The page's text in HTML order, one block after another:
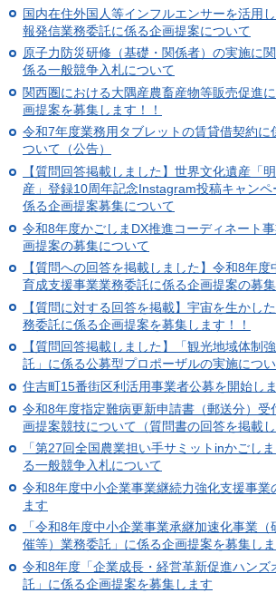
国内在住外国人等インフルエンサーを活用
報発信業務委託に係る企画提案について
原子力防災研修（基礎・関係者）の実施に
係る一般競争入札について
関西圏における大隅産農畜産物等販売促進
画提案を募集します！！
令和7年度業務用タブレットの賃貸借契約に
ついて（公告）
【質問回答掲載しました】世界文化遺産「
産」登録10周年記念Instagram投稿キャンペ
係る企画提案募集について
令和8年度かごしまDX推進コーディネート
画提案の募集について
【質問への回答を掲載しました】令和8年
育成支援事業業務委託に係る企画提案の募
【質問に対する回答を掲載】宇宙を生かし
務委託に係る企画提案を募集します！！
【質問回答掲載しました】「観光地域体制
託」に係る公募型プロポーザルの実施につ
住吉町15番街区利活用事業者公募を開始し
令和8年度指定難病更新申請書（郵送分）受
画提案競技について（質問書の回答を掲載し
「第27回全国農業担い手サミットinかごし
る一般競争入札について
令和8年度中小企業事業継続力強化支援事業
ます
「令和8年度中小企業事業承継加速化事業
催等）業務委託」に係る企画提案を募集し
令和8年度「企業成長・経営革新促進ハンズ
託」に係る企画提案を募集します